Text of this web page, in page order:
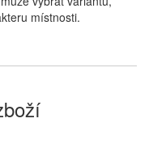
místnosti.